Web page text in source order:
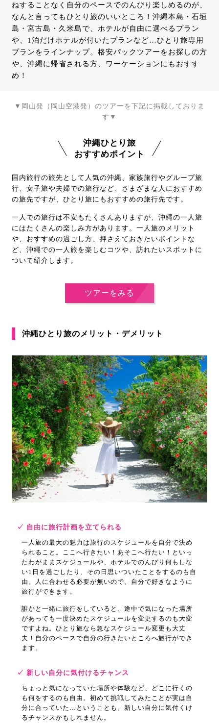
ねすることなく自分のペースでのんびり楽しめるのが、
なんと言ってもひとり旅のいいところ！沖縄本島・石垣
島・宮古島・久米島で、ホテルが自由に選べるプラン
や、1泊だけホテルが付いたプランなど…ひとり旅専用
プランをラインナップ。格安パックツアーをお探しの方
や、沖縄に帰省される方、ワーケーションにもおすす
め！
▼岡山発（岡山空港発）のツアーを下記に掲載しておりま
す▼
沖縄ひとり旅
おすすめポイント
国内旅行の旅先として人気の沖縄、家族旅行やグループ旅
行、女子旅や夫婦での旅行など、さまざまな人におすすめ
の旅先ですが、ひとり旅にもおすすめの旅行先です。
一人での旅行は不安もたくさんありますが、沖縄の一人旅
にはたくさんの楽しみ方があります。一人旅のメリット
や、おすすめの過ごし方、押さえておきたいポイントな
ど、沖縄での一人旅を楽しむコツや、訪れたいスポットに
ついて紹介します。
ツアーをみる
沖縄ひとり旅のメリット・デメリット
✓ 自由に旅行計画を立てられる
一人旅の最大の魅力は旅行のスケジュールを自分で決め
られること。ここへ行きたい！あそこへ行たい！といっ
たわがままスケジュールや、ホテルでのんびり何もしな
い1日を過ごしたり、その日思いついたことをするのも自
由。人に合わせる必要が無いので、自分で好きなように
旅行ができます。
誰かと一緒に旅行をしていると、途中で気になった場所
があっても一度決めたスケジュールを変更するのも大変
ですよね。ひとり旅なら急なスケジュール変更も大丈
夫！自分のペースで自分の行きたいところへ旅行ができ
ます。
✓ 新しい自分に気付けるチャンス
ちょっと気になっていた場所や体験など、どこに行くの
も何をするのも自由。初めて挑戦してみたことが実は自
分に合っていた…ということも。新しい自分に気付くけ
るチャンスかもしれません。